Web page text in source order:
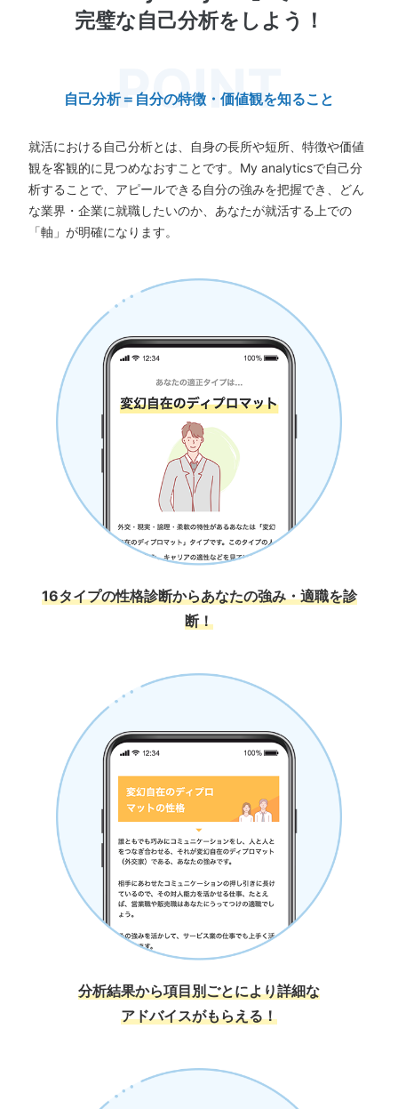
完璧な自己分析をしよう！
自己分析＝自分の特徴・価値観を知ること
就活における自己分析とは、自身の長所や短所、特徴や価値
観を客観的に見つめなおすことです。My analyticsで自己分
析することで、アピールできる自分の強みを把握でき、どん
な業界・企業に就職したいのか、あなたが就活する上での
「軸」が明確になります。
16タイプの性格診断からあなたの強み・適職を診
断！
分析結果から項目別ごとにより詳細な
アドバイスがもらえる！